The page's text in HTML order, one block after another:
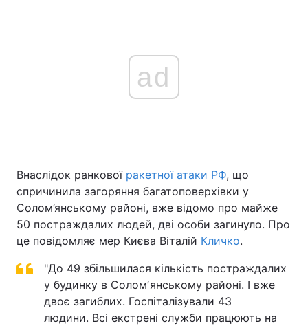
ad
Внаслідок ранкової ракетної атаки РФ, що
спричинила загоряння багатоповерхівки у
Солом’янському районі, вже відомо про майже
50 постраждалих людей, дві особи загинуло. Про
це повідомляє мер Києва Віталій Кличко.
"До 49 збільшилася кількість постраждалих
у будинку в Соломʼянському районі. І вже
двоє загиблих. Госпіталізували 43
людини. Всі екстрені служби працюють на